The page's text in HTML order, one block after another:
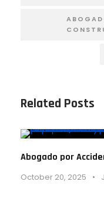
Related Posts
Abogado por
October 20, 2025 •